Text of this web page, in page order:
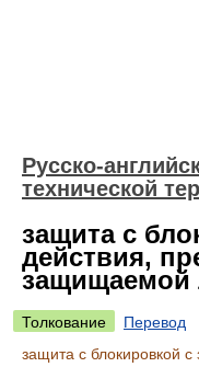
Русско-
технической
защита с
действия,
защищаемой
Толкование
Перевод
защита с блокировкой